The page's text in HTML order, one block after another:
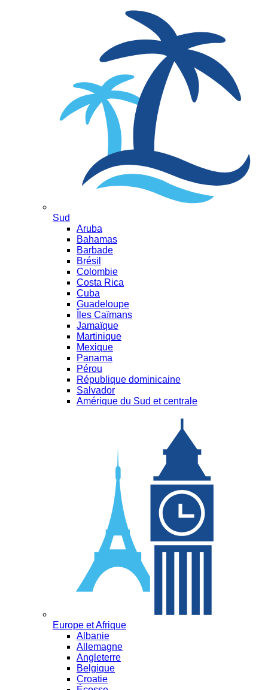
Sud
Aruba
Bahamas
Barbade
Brésil
Colombie
Costa Rica
Cuba
Guadeloupe
Îles Caïmans
Jamaïque
Martinique
Mexique
Panama
Pérou
République dominicaine
Salvador
Amérique du Sud et centrale
Europe et Afrique
Albanie
Allemagne
Angleterre
Belgique
Croatie